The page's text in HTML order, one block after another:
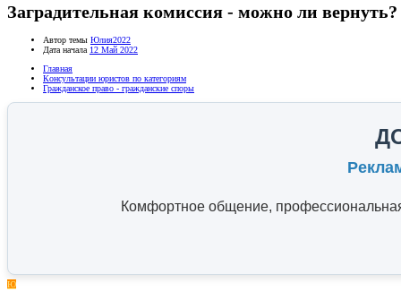
Заградительная комиссия - можно ли вернуть?
Автор темы Юлия2022
Дата начала 12 Май 2022
Главная
Консультации юристов по категориям
Гражданское право - гражданские споры
Комфортное общение,
Ю